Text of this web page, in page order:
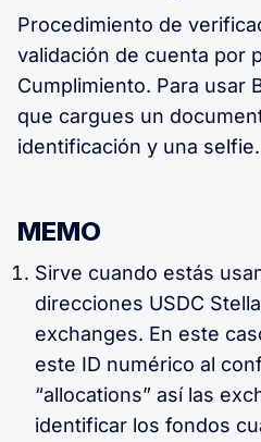
Procedimiento de
validación de cuenta por
Cumplimiento. Para usar
que cargues un
identificación y una selfie.
MEMO
Sirve cuando estás
direcciones USDC
exchanges. En este
este ID numérico al
“allocations” así las
identificar los fondos